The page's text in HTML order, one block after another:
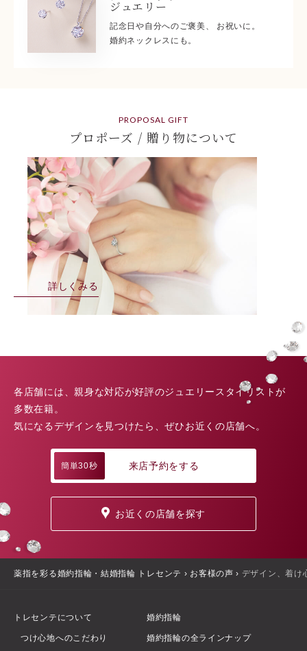
ジュエリー
記念日や自分へのご褒美、 お祝いに。
婚約ネックレスにも。
PROPOSAL GIFT
プロポーズ / 贈り物について
詳しくみる
各店舗には、親身な対応が好評のジュエリースタイリストが
多数在籍。
気になるデザインを見つけたら、ぜひお近くの店舗へ。
簡単30秒 来店予約をする
お近くの店舗を探す
薬指を彩る婚約指輪・結婚指輪 トレセンテ › お客様の声 › デザイン、着け
トレセンテについて
つけ心地へのこだわり
婚約指輪
婚約指輪の全ラインナップ